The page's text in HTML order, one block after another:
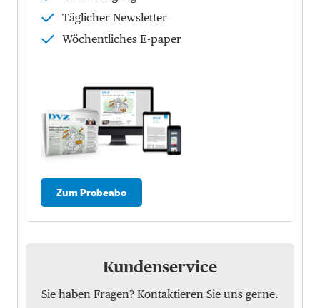
Täglicher Newsletter
Wöchentliches E-paper
Zum Probeabo
Kundenservice
Sie haben Fragen? Kontaktieren Sie uns gerne.